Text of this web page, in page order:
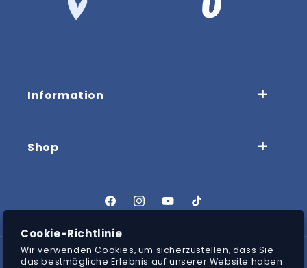
Information
Shop
FacebookInstagramYouTubeTikTok
Zahlungsmethoden